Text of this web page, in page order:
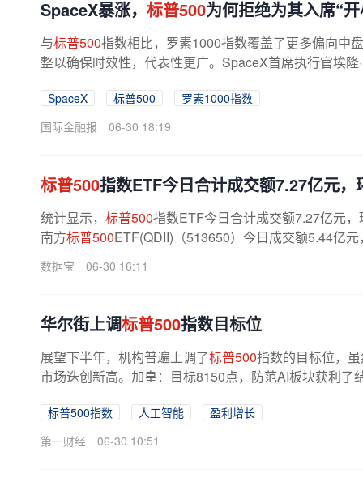
SpaceX暴涨， 标普500为何拒绝为其入席“
与标普500指数相比，罗素1000指数覆盖了更多偏向中
整以确保时效性，代表性更广。SpaceX首席执行官埃
SpaceX 标普500
罗素1000指数
国际金融报
06-30 18:19
标普500指数ETF今日合计成交额7.27亿元，
统计显示， 标普500指数ETF今日合计成交额7.27亿元
南方标普500ETF(QDII)（513650）今日成交额5.44亿
数据宝 06-30 16:11
华尔街上调标普500指数目标位
展望下半年，机构普遍上调了标普500指数的目标位，
市场迭创新高。加皇：目标8150点，防范AI板块获利了
标普500指数 人工智能
盈利增长
第一财经
06-30 10:51